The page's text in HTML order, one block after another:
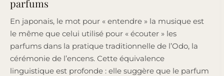
parfums
En japonais, le mot pour « entendre » la musique est
le même que celui utilisé pour « écouter » les
parfums dans la pratique traditionnelle de l’Odo, la
cérémonie de l’encens. Cette équivalence
linguistique est profonde : elle suggère que le parfum